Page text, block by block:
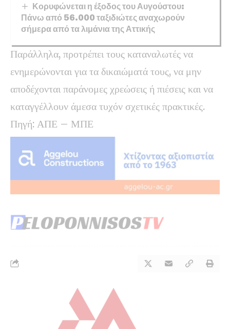
Κορυφώνεται η έξοδος του Αυγούστου:
Πάνω από 56.000 ταξιδιώτες αναχωρούν
σήμερα από τα λιμάνια της Αττικής
Παράλληλα, προτρέπει τους καταναλωτές να
ενημερώνονται για τα δικαιώματά τους, να μην
αποδέχονται παράνομες χρεώσεις ή πιέσεις και να
καταγγέλλουν άμεσα τυχόν σχετικές πρακτικές.
Πηγή: ΑΠΕ – ΜΠΕ